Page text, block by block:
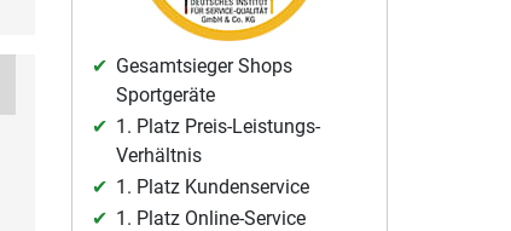
Gesamtsieger Shops
Sportgeräte
1. Platz Preis-Leistungs-
Verhältnis
1. Platz Kundenservice
1. Platz Online-Service